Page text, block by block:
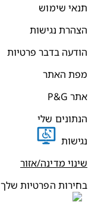
תנאי שימוש
הצהרת נגישות
הודעה בדבר פרטיות
מפת האתר
אתר P&G
הנתונים שלי
נגישות
שינוי מדינה/אזור
בחירות הפרטיות שלך